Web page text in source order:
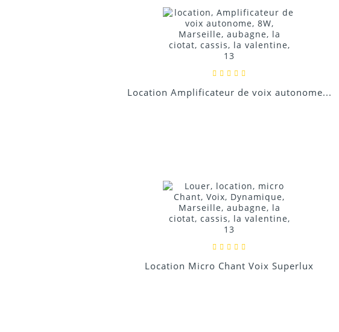
Location Amplificateur de voix autonome...
Location Micro Chant Voix Superlux